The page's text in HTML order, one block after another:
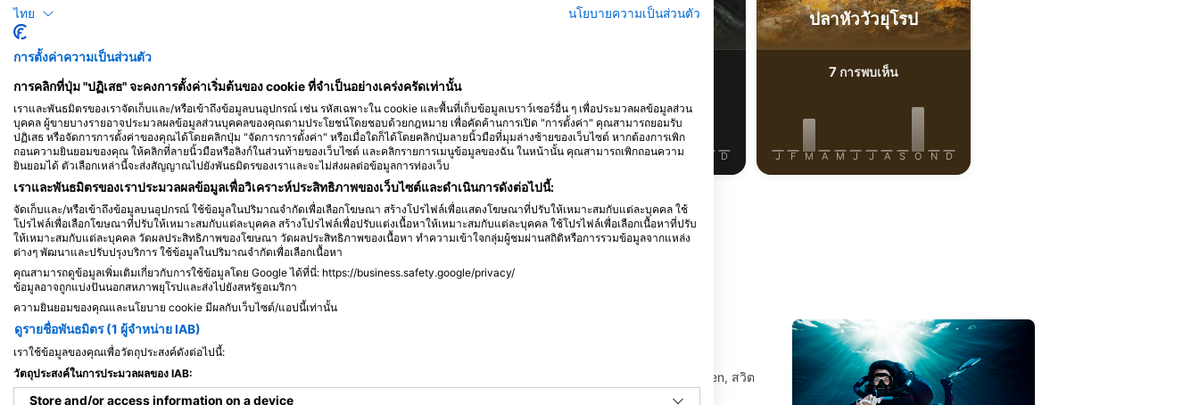
J F M A M J J A S O N D J F M A M J J A S O N D
เบอร์บอต
J F M A M J J A S D
ปลาหัววัวยุโรป
7 การพบเห็น
J F M A M J J A S O N D
ศูนย์ดำน้ำที่ให้บริการ ณ จุดดำน้ำแห่งนี้
Dive Point GmbH, Iris Infanger
Dominik Aeberhard
Tauchcontainer.ch
Hübelistrasse 1, 3652 Hilterfingen, สวิต
เซอร์แลนด์
ไทย นโยบายความเป็นส่วนตัว
การตั้งค่าความเป็นส่วนตัว
การคลิกที่ปุ่ม "ปฏิเสธ" จะคงการตั้งค่าเริ่มต้นของ cookie ที่จำเป็นอย่างเคร่งครัดเท่านั้น
เราและพันธมิตรของเราจัดเก็บและ/หรือเข้าถึงข้อมูลบนอุปกรณ์ เช่น รหัสเฉพาะใน cookie และพื้นที่เก็บข้อมูลเบราว์เซอร์อื่น ๆ เพื่อประมวลผลข้อมูลส่วน
บุคคล ผู้ขายบางรายอาจประมวลผลข้อมูลส่วนบุคคลของคุณตามประโยชน์โดยชอบด้วยกฎหมาย เพื่อคัดค้านการเปิด "การตั้งค่า" คุณสามารถยอมรับ
ปฏิเสธ หรือจัดการการตั้งค่าของคุณได้โดยคลิกปุ่ม "จัดการการตั้งค่า" หรือเมื่อใดก็ได้โดยคลิกปุ่มลายนิ้วมือที่มุมล่างซ้ายของเว็บไซต์ หากต้องการเพิก
ถอนความยินยอมของคุณ ให้คลิกที่ลายนิ้วมือหรือลิงก์ในส่วนท้ายของเว็บไซต์ และคลิกรายการเมนูข้อมูลของฉัน ในหน้านั้น คุณสามารถเพิกถอนความ
ยินยอมได้ ตัวเลือกเหล่านี้จะส่งสัญญาณไปยังพันธมิตรของเราและจะไม่ส่งผลต่อข้อมูลการท่องเว็บ
เราและพันธมิตรของเราประมวลผลข้อมูลเพื่อวิเคราะห์ประสิทธิภาพของเว็บไซต์และดำเนินการดังต่อไปนี้:
จัดเก็บและ/หรือเข้าถึงข้อมูลบนอุปกรณ์ ใช้ข้อมูลในปริมาณจำกัดเพื่อเลือกโฆษณา สร้างโปรไฟล์เพื่อแสดงโฆษณาที่ปรับให้เหมาะสมกับแต่ละบุคคล ใช้
โปรไฟล์เพื่อเลือกโฆษณาที่ปรับให้เหมาะสมกับแต่ละบุคคล สร้างโปรไฟล์เพื่อปรับแต่งเนื้อหาให้เหมาะสมกับแต่ละบุคคล ใช้โปรไฟล์เพื่อเลือกเนื้อหาที่ปรับ
ให้เหมาะสมกับแต่ละบุคคล วัดผลประสิทธิภาพของโฆษณา วัดผลประสิทธิภาพของเนื้อหา ทำความเข้าใจกลุ่มผู้ชมผ่านสถิติหรือการรวมข้อมูลจากแหล่ง
ต่างๆ พัฒนาและปรับปรุงบริการ ใช้ข้อมูลในปริมาณจำกัดเพื่อเลือกเนื้อหา
คุณสามารถดูข้อมูลเพิ่มเติมเกี่ยวกับการใช้ข้อมูลโดย Google ได้ที่นี่: https://business.safety.google/privacy/
ข้อมูลอาจถูกแบ่งปันนอกสหภาพยุโรปและส่งไปยังสหรัฐอเมริกา
ความยินยอมของคุณและนโยบาย cookie มีผลกับเว็บไซต์/แอปนี้เท่านั้น
ดูรายชื่อพันธมิตร (1 ผู้จำหน่าย IAB)
เราใช้ข้อมูลของคุณเพื่อวัตถุประสงค์ดังต่อไปนี้:
วัตถุประสงค์ในการประมวลผลของ IAB:
Store and/or access information on a device